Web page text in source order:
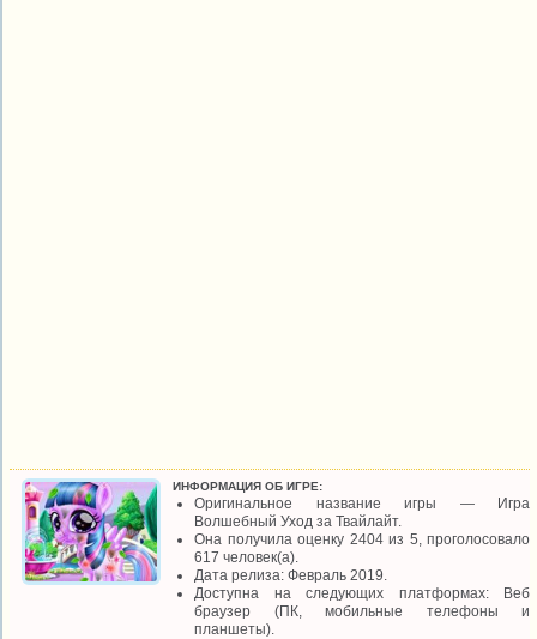
ИНФОРМАЦИЯ ОБ ИГРЕ:
Оригинальное название игры — Игра
Волшебный Уход за Твайлайт.
Она получила оценку 2404 из 5, проголосовало
617 человек(а).
Дата релиза: Февраль 2019.
Доступна на следующих платформах: Веб
браузер (ПК, мобильные телефоны и
планшеты).